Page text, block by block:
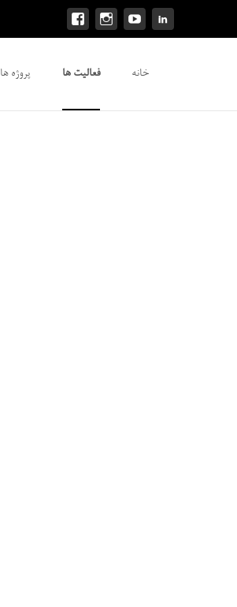
خانه
فعالیت ها پروژه ها